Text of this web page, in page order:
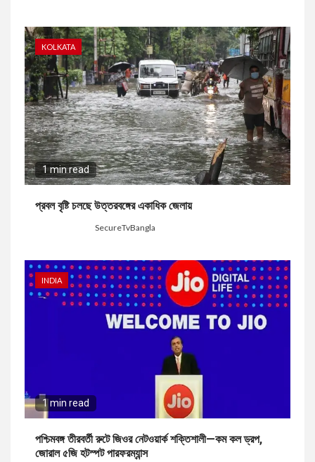
KOLKATA
1 min read
প্রবল বৃষ্টি চলছে উত্তরবঙ্গের একাধিক জেলায়
SecureTvBangla
INDIA
1 min read
পশ্চিমবঙ্গ তীরবর্তী রুটে জিওর নেটওয়ার্ক শক্তিশালী—কম কল ড্রপ,
জোরাল ৫জি হটস্পট পারফরম্যান্স